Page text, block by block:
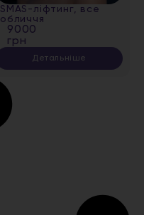
SMAS-ліфтинг, все
обличчя
9000
грн
Детальніше